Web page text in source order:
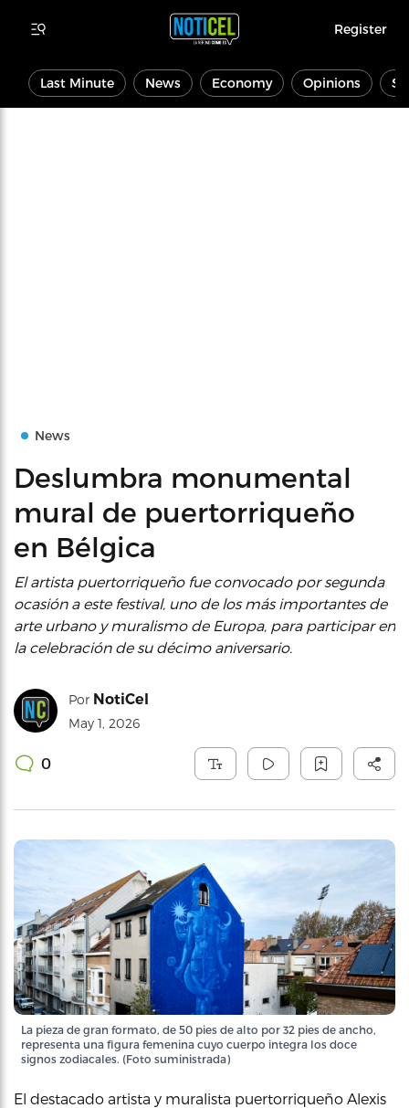
Register
Last Minute News Economy Opinions
News
Deslumbra monumental
mural de puertorriqueño
en Bélgica
El artista puertorriqueño fue convocado por segunda
ocasión a este festival, uno de los más importantes de
arte urbano y muralismo de Europa, para participar en
la celebración de su décimo aniversario.
Por NotiCel
May 1, 2026
0
La pieza de gran formato, de 50 pies de alto por 32 pies de ancho,
representa una figura femenina cuyo cuerpo integra los doce
signos zodiacales. (Foto suministrada)
El destacado artista y muralista puertorriqueño Alexis